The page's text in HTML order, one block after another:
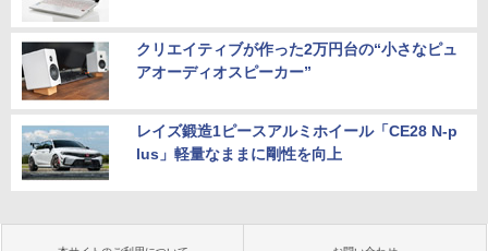
クリエイティブが作った2万円台の“小さなピュ
アオーディオスピーカー”
レイズ鍛造1ピースアルミホイール「CE28 N-p
lus」軽量なままに剛性を向上